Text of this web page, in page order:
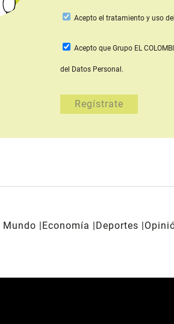
Aceptoel tratamiento y uso
Acepto que Grupo EL
del Datos Personal.
Mundo Economía Deportes